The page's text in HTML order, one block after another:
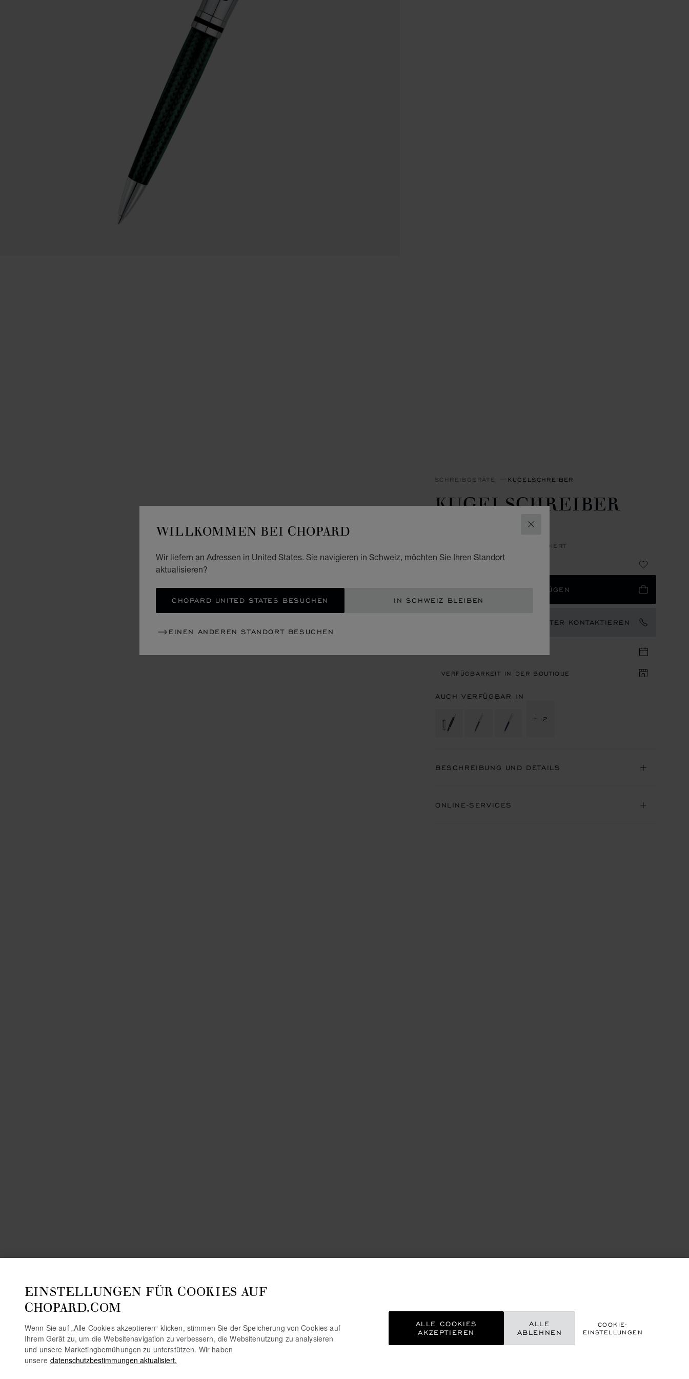
SCHLIESSEN
WILLKOMMEN BEI CHOPARD
Wir liefern an Adressen in United States. Sie navigieren in Schweiz, möchten Sie Ihren Standort
aktualisieren?
CHOPARD UNITED STATES BESUCHEN IN SCHWEIZ BLEIBEN
EINEN ANDEREN STANDORT BESUCHEN
SCHREIBGERÄTE KUGELSCHREIBER
KUGELSCHREIBER
GRÜNE CARBONFASER - PALLADIERT
ZUM WARENKORB HINZUFÜGEN
EINEN MARKENBOTSCHAFTER KONTAKTIEREN
VERFÜGBARKEIT IN DER BOUTIQUE
AUCH VERFÜGBAR IN
+ 2
BESCHREIBUNG UND DETAILS
ONLINE-SERVICES
EINSTELLUNGEN FÜR COOKIES AUF
CHOPARD.COM
Wenn Sie auf „Alle Cookies akzeptieren“ klicken, stimmen Sie der Speicherung von Cookies auf
Ihrem Gerät zu, um die Websitenavigation zu verbessern, die Websitenutzung zu analysieren
und unsere Marketingbemühungen zu unterstützen. Wir haben
unsere datenschutzbestimmungen aktualisiert.
COOKIE-
EINSTELLUNGEN
ALLE
ABLEHNEN
ALLE COOKIES
AKZEPTIEREN